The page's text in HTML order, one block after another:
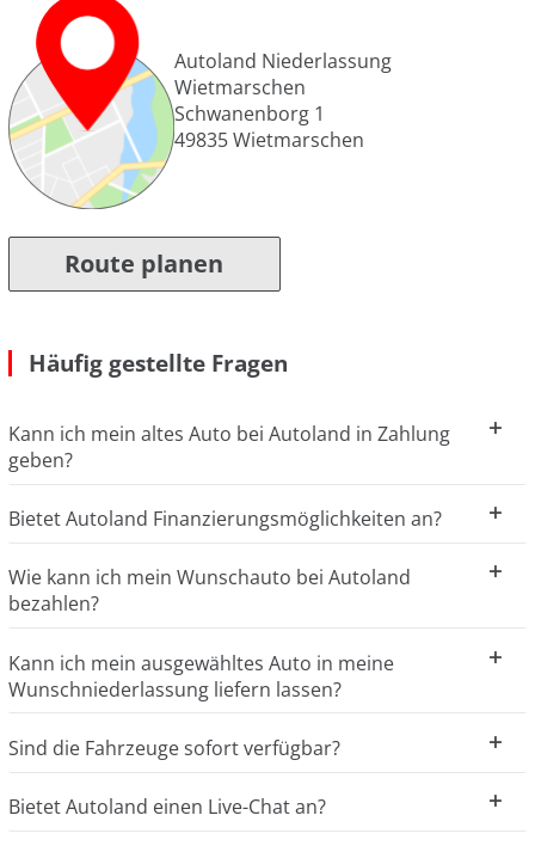
Autoland Niederlassung
Wietmarschen
Schwanenborg 1
49835Wietmarschen
Route planen
Häufig gestellte Fragen
Kann ich mein altes Auto bei Autoland in Zahlung
geben?
Bietet Autoland Finanzierungsmöglichkeiten an?
Wie kann ich mein Wunschauto bei Autoland
bezahlen?
Kann ich mein ausgewähltes Auto in meine
Wunschniederlassung liefern lassen?
Sind die Fahrzeuge sofort verfügbar?
Bietet Autoland einen Live-Chat an?